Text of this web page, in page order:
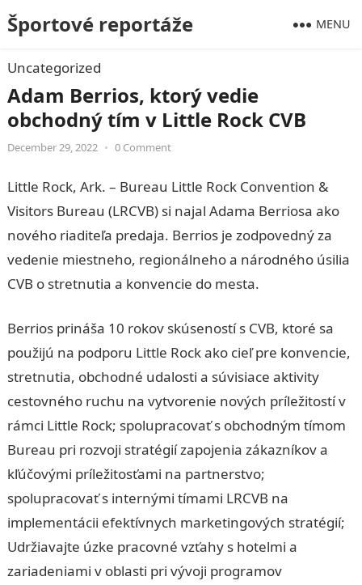
Športové reportáže MENU
Uncategorized
Adam Berrios, ktorý vedie
obchodný tím v Little Rock CVB
December 29, 2022 • 0 Comment
Little Rock, Ark. – Bureau Little Rock Convention &
Visitors Bureau (LRCVB) si najal Adama Berriosa ako
nového riaditeľa predaja. Berrios je zodpovedný za
vedenie miestneho, regionálneho a národného úsilia
CVB o stretnutia a konvencie do mesta.
Berrios prináša 10 rokov skúseností s CVB, ktoré sa
použijú na podporu Little Rock ako cieľ pre konvencie,
stretnutia, obchodné udalosti a súvisiace aktivity
cestovného ruchu na vytvorenie nových príležitostí v
rámci Little Rock; spolupracovať s obchodným tímom
Bureau pri rozvoji stratégií zapojenia zákazníkov a
kľúčovými príležitosťami na partnerstvo;
spolupracovať s internými tímami LRCVB na
implementácii efektívnych marketingových stratégií;
Udržiavajte úzke pracovné vzťahy s hotelmi a
zariadeniami v oblasti pri vývoji programov